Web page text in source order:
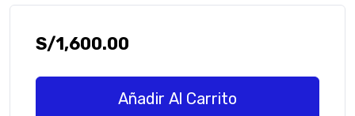
S/1,600.00
Añadir Al Carrito